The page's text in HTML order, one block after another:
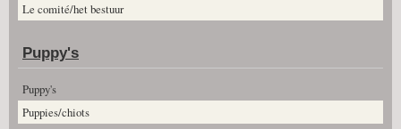
Le comité/het bestuur
Puppy's
Puppy's
Puppies/chiots